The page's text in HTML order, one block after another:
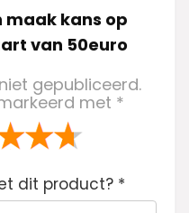
maak kans op
van 50euro
gepubliceerd.
met *
dit product? *